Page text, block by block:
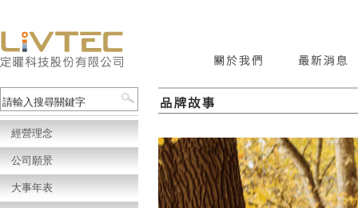
經營理念
公司願景
大事年表